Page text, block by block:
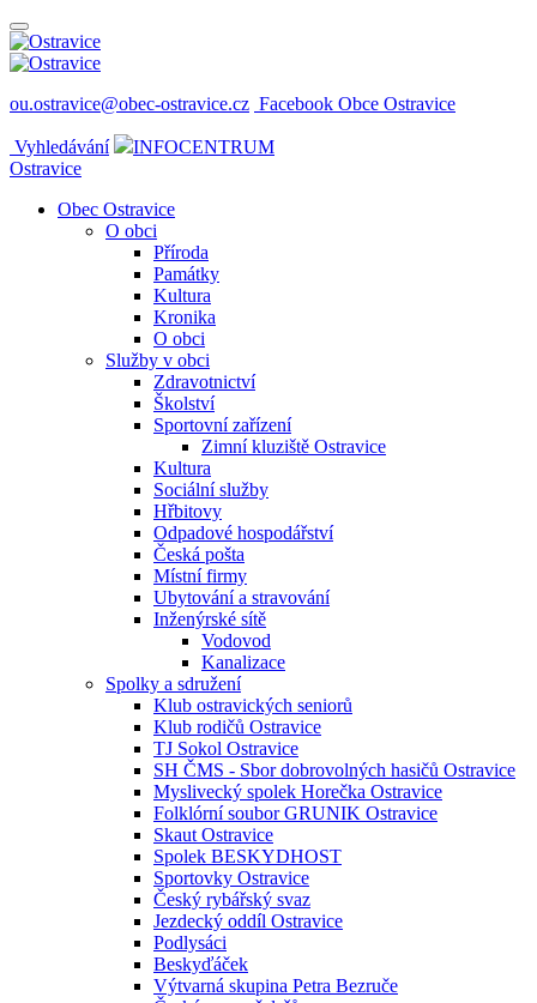
ou.ostravice@obec-ostravice.cz Facebook Obce Ostravice
Vyhledávání
INFOCENTRUM
Ostravice
Obec Ostravice
O obci
Příroda
Památky
Kultura
Kronika
O obci
Služby v obci
Zdravotnictví
Školství
Sportovní zařízení
Zimní kluziště Ostravice
Kultura
Sociální služby
Hřbitovy
Odpadové hospodářství
Česká pošta
Místní firmy
Ubytování a stravování
Inženýrské sítě
Vodovod
Kanalizace
Spolky a sdružení
Klub ostravických seniorů
Klub rodičů Ostravice
TJ Sokol Ostravice
SH ČMS - Sbor dobrovolných hasičů Ostravice
Myslivecký spolek Horečka Ostravice
Folklórní soubor GRUNIK Ostravice
Skaut Ostravice
Spolek BESKYDHOST
Sportovky Ostravice
Český rybářský svaz
Jezdecký oddíl Ostravice
Podlysáci
Beskyďáček
Výtvarná skupina Petra Bezruče